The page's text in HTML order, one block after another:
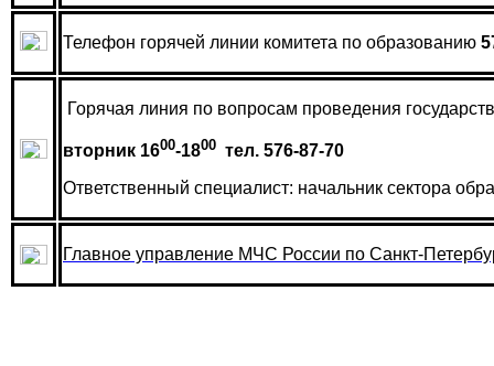
Телефон горячей линии комитета по образованию
Горячая линия по вопросам проведения
вторник 1600-1800 тел. 576-87-70
Ответственный специалист: начальник сектора
Главное управление МЧС России по Санкт-